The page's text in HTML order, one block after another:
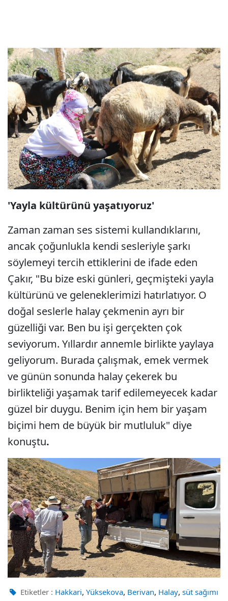
'Yayla kültürünü yaşatıyoruz'
Zaman zaman ses sistemi kullandıklarını,
ancak çoğunlukla kendi sesleriyle şarkı
söylemeyi tercih ettiklerini de ifade eden
Çakır, "Bu bize eski günleri, geçmişteki yayla
kültürünü ve geleneklerimizi hatırlatıyor. O
doğal seslerle halay çekmenin ayrı bir
güzelliği var. Ben bu işi gerçekten çok
seviyorum. Yıllardır annemle birlikte yaylaya
geliyorum. Burada çalışmak, emek vermek
ve günün sonunda halay çekerek bu
birlikteliği yaşamak tarif edilemeyecek kadar
güzel bir duygu. Benim için hem bir yaşam
biçimi hem de büyük bir mutluluk" diye
konuştu.
Etiketler : Hakkari, Yüksekova, Berivan, Halay, süt sağımı